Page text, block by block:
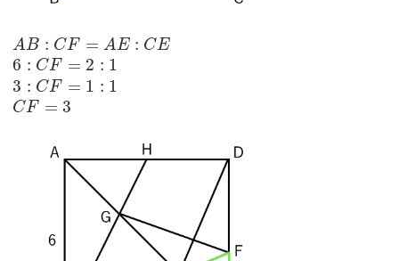
AB : CF = AE : CE
6 : CF = 2 : 1
3 : CF = 1 : 1
CF = 3